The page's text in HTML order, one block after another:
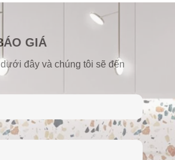
GIÁ
đây và chúng tôi sẽ đến